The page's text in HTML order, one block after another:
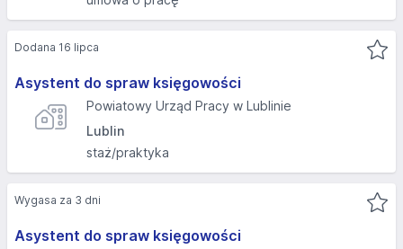
Asystent do spraw księgowości
Powiatowy Urząd Pracy w Lublinie
Lublin
staż/praktyka
Dodana 16 lipca
Asystent do spraw księgowości
Wygasa za 3 dni